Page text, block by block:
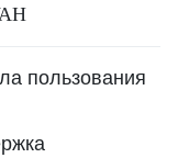
пользования